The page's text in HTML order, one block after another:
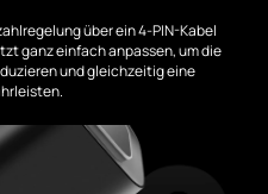
über ein 4-PIN-Kabel
ganz einfach anpassen, um die
und gleichzeitig eine